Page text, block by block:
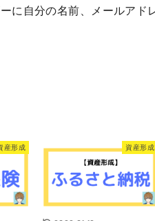
に自分の名前、メールアド
産形成 資産形成